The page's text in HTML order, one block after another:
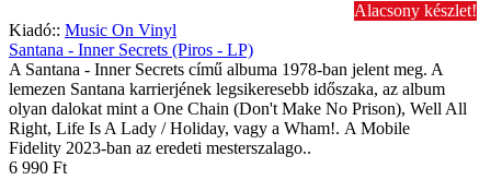
Alacsony készlet!
Kiadó:: Music On Vinyl
Santana - Inner Secrets (Piros - LP)
A Santana - Inner Secrets című albuma 1978-ban jelent meg. A
lemezen Santana karrierjének legsikeresebb időszaka, az album
olyan dalokat mint a One Chain (Don't Make No Prison), Well All
Right, Life Is A Lady / Holiday, vagy a Wham!. A Mobile
Fidelity 2023-ban az eredeti mesterszalago..
6 990 Ft